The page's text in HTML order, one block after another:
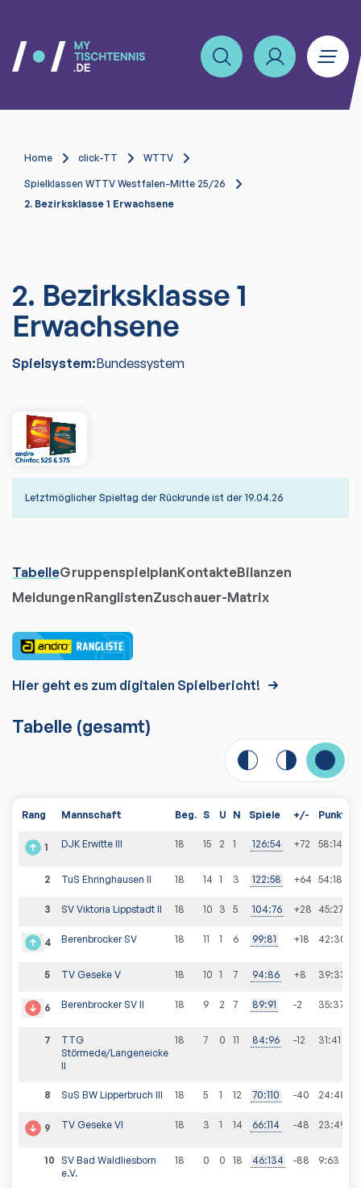
Home click-TT WTTV
Spielklassen WTTV Westfalen-Mitte 25/26
2. Bezirksklasse 1 Erwachsene
2. Bezirksklasse 1
Erwachsene
Spielsystem:Bundessystem
Letztmöglicher Spieltag der Rückrunde ist der 19.04.26
TabelleGruppenspielplanKontakteBilanzen
MeldungenRanglistenZuschauer-Matrix
Hier geht es zum digitalen Spielbericht!
Tabelle (gesamt)
Rang Mannschaft Beg. S U N Spiele +/- Punkte
1 DJK Erwitte III 18 15 2 1 126:54 +72 58:14
2 TuS Ehringhausen II 18 14 1 3 122:58 +64 54:18
3 SV Viktoria Lippstadt II 18 10 3 5 104:76 +28 45:27
4 Berenbrocker SV 18 11 1 6 99:81 +18 42:30
5 TV Geseke V 18 10 1 7 94:86 +8 39:33
6 Berenbrocker SV II 18 9 2 7 89:91 -2 35:37
7
TTG
Störmede/Langeneicke
II
18 7 0 11 84:96 -12 31:41
8 SuS BW Lipperbruch III 18 5 1 12 70:110 -40 24:48
9 TV Geseke VI 18 3 1 14 66:114 -48 23:49
10
SV Bad Waldliesborn
e.V.
18 0 0 18 46:134 -88 9:63